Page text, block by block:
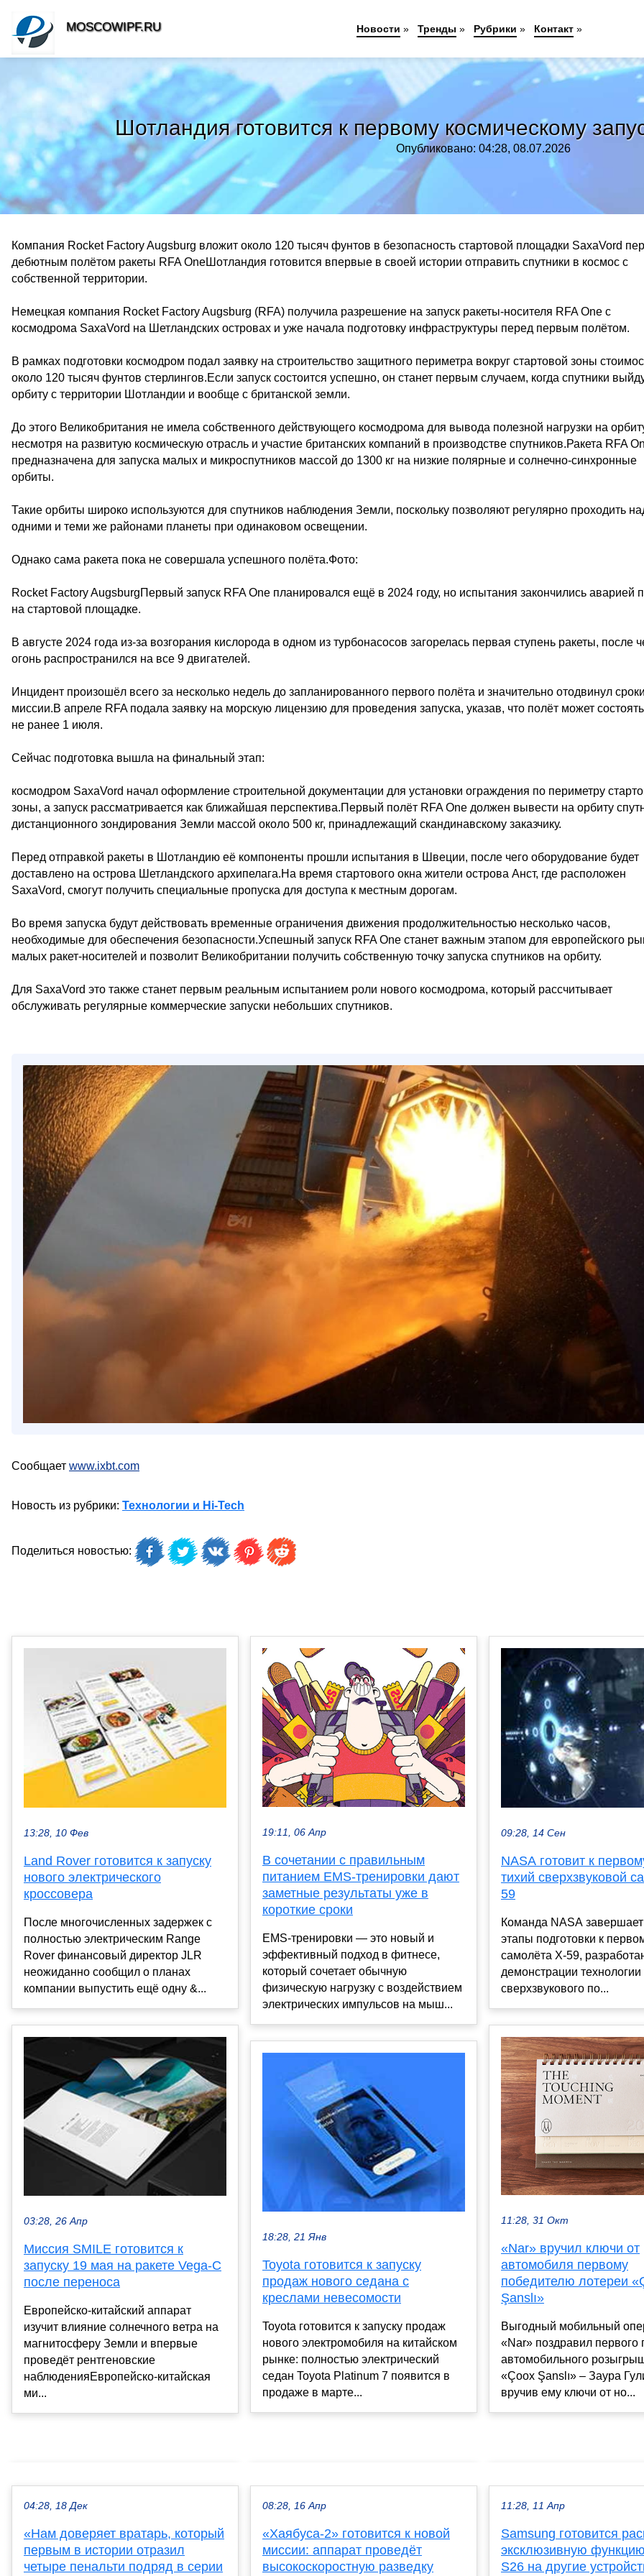
Шотландия готовится к первому космическому
Опубликовано: 04:28, 08.07.2026
Компания Rocket Factory Augsburg вложит около 120 тысяч фунтов в безопасность стартовой площадки SaxaVord
дебютным полётом ракеты RFA OneШотландия готовится впервые в своей истории отправить спутники в космос с
собственной территории.
Немецкая компания Rocket Factory Augsburg (RFA) получила разрешение на запуск ракеты-носителя RFA One с
космодрома SaxaVord на Шетландских островах и уже начала подготовку инфраструктуры перед первым полётом.
В рамках подготовки космодром подал заявку на строительство защитного периметра вокруг стартовой зоны
около 120 тысяч фунтов стерлингов.Если запуск состоится успешно, он станет первым случаем, когда спутники
орбиту с территории Шотландии и вообще с британской земли.
До этого Великобритания не имела собственного действующего космодрома для вывода полезной нагрузки на
несмотря на развитую космическую отрасль и участие британских компаний в производстве спутников.Ракета RFA
предназначена для запуска малых и микроcпутников массой до 1300 кг на низкие полярные и солнечно-синхронные
орбиты.
Такие орбиты широко используются для спутников наблюдения Земли, поскольку позволяют регулярно проходить
одними и теми же районами планеты при одинаковом освещении.
Однако сама ракета пока не совершала успешного полёта.Фото:
Rocket Factory AugsburgПервый запуск RFA One планировался ещё в 2024 году, но испытания закончились аварией
на стартовой площадке.
В августе 2024 года из-за возгорания кислорода в одном из турбонасосов загорелась первая ступень ракеты, после
огонь распространился на все 9 двигателей.
Инцидент произошёл всего за несколько недель до запланированного первого полёта и значительно отодвинул сроки
миссии.В апреле RFA подала заявку на морскую лицензию для проведения запуска, указав, что полёт может
не ранее 1 июля.
Сейчас подготовка вышла на финальный этап:
космодром SaxaVord начал оформление строительной документации для установки ограждения по периметру
зоны, а запуск рассматривается как ближайшая перспектива.Первый полёт RFA One должен вывести на орбиту
дистанционного зондирования Земли массой около 500 кг, принадлежащий скандинавскому заказчику.
Перед отправкой ракеты в Шотландию её компоненты прошли испытания в Швеции, после чего оборудование будет
доставлено на острова Шетландского архипелага.На время стартового окна жители острова Анст, где расположен
SaxaVord, смогут получить специальные пропуска для доступа к местным дорогам.
Во время запуска будут действовать временные ограничения движения продолжительностью несколько часов,
необходимые для обеспечения безопасности.Успешный запуск RFA One станет важным этапом для европейского
малых ракет-носителей и позволит Великобритании получить собственную точку запуска спутников на орбиту.
Для SaxaVord это также станет первым реальным испытанием роли нового космодрома, который рассчитывает
обслуживать регулярные коммерческие запуски небольших спутников.
Сообщает www.ixbt.com
Новость из рубрики: Технологии и Hi-Tech
Поделиться новостью:
13:28, 10 Фев
Land Rover готовится к запуску
нового электрического
кроссовера
После многочисленных задержек с
полностью электрическим Range
Rover финансовый директор JLR
неожиданно сообщил о планах
компании выпустить ещё одну &...
03:28, 26 Апр
Миссия SMILE готовится к
запуску 19 мая на ракете Vega-C
после переноса
Европейско-китайский аппарат
изучит влияние солнечного ветра на
магнитосферу Земли и впервые
проведёт рентгеновские
наблюденияЕвропейско-китайская
ми...
19:11, 06 Апр
В сочетании с правильным
питанием EMS-тренировки дают
заметные результаты уже в
короткие сроки
EMS-тренировки — это новый и
эффективный подход в фитнесе,
который сочетает обычную
физическую нагрузку с воздействием
электрических импульсов на мыш...
18:28, 21 Янв
Toyota готовится к запуску
продаж нового седана с
креслами невесомости
Toyota готовится к запуску продаж
нового электромобиля на китайском
рынке: полностью электрический
седан Toyota Platinum 7 появится в
продаже в марте...
09:28, 14 Сен
NASA готовит к
тихий сверхзвуковой
59
Команда NASA
этапы подготовки к
самолёта X-59,
демонстрации технологии
сверхзвукового по...
11:28, 31 Окт
«Nar» вручил ключи от
автомобиля первому
победителю лотереи
Şanslı»
Выгодный мобильный
«Nar» поздравил первого
автомобильного
«Çoox Şanslı» – Заура
вручив ему ключи от но...
04:28, 18 Дек
«Нам доверяет вратарь, который
первым в истории отразил
четыре пенальти подряд в серии
08:28, 16 Апр
«Хаябуса-2» готовится к новой
миссии: аппарат проведёт
высокоскоростную разведку
11:28, 11 Апр
Samsung готовится
эксклюзивную
S26 на другие
MOSCOWIPF.RU Новости » Тренды » Рубрики » Контакт »